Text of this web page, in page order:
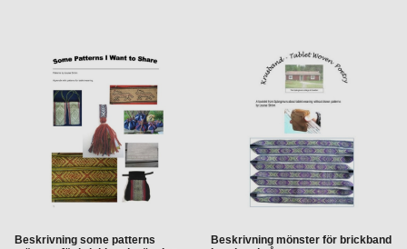
Material och verktyg
För att komma igång med bandvävning behöver du rätt
material och verktyg. Hos
erbjuder vi:
Brickorför brickvävning i olika material och storlekar.
Garni naturmaterial, såsom ull och lin, i ett brett utbud av
färger.
Beskrivning some patterns
Beskrivning mönster för brickband